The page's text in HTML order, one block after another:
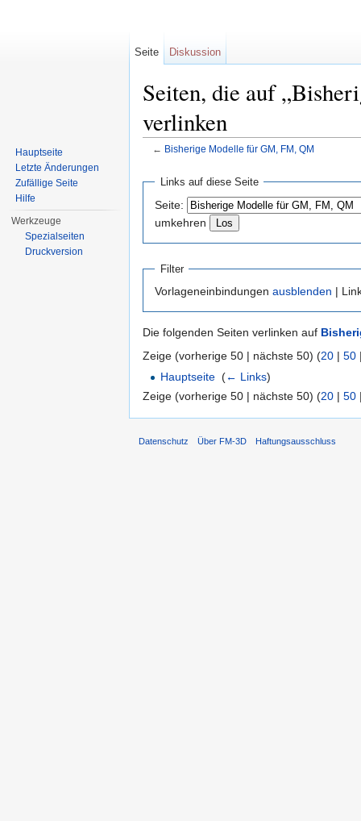
Seiten, die auf
verlinken
← Bisherige Modelle für GM, FM, QM
Links auf diese Seite
Seite:
umkehren
Filter
Vorlageneinbindungen ausblenden |
Die folgenden Seiten verlinken auf
Zeige (vorherige 50 | nächste 50) (20 | 50
Hauptseite (← Links)
Zeige (vorherige 50 | nächste 50) (20 | 50
Seite Diskussion
Hauptseite
Letzte Änderungen
Zufällige Seite
Hilfe
Werkzeuge
Spezialseiten
Druckversion
Datenschutz Über FM-3D Haftungsausschluss